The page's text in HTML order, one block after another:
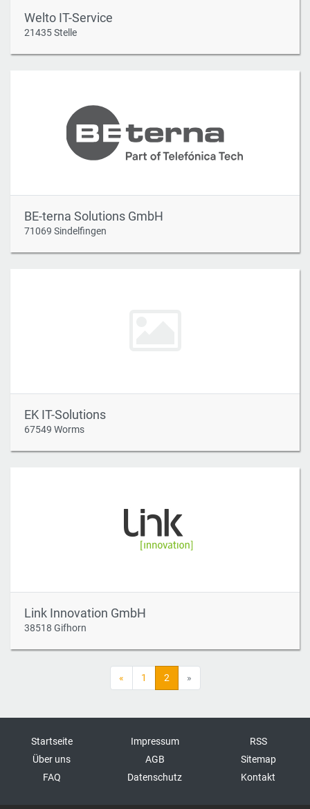
Welto IT-Service
21435 Stelle
BE-terna Solutions GmbH
71069 Sindelfingen
EK IT-Solutions
67549 Worms
Link Innovation GmbH
38518 Gifhorn
« 1 2 »
Startseite
Über uns
FAQ
Impressum
AGB
Datenschutz
RSS
Sitemap
Kontakt